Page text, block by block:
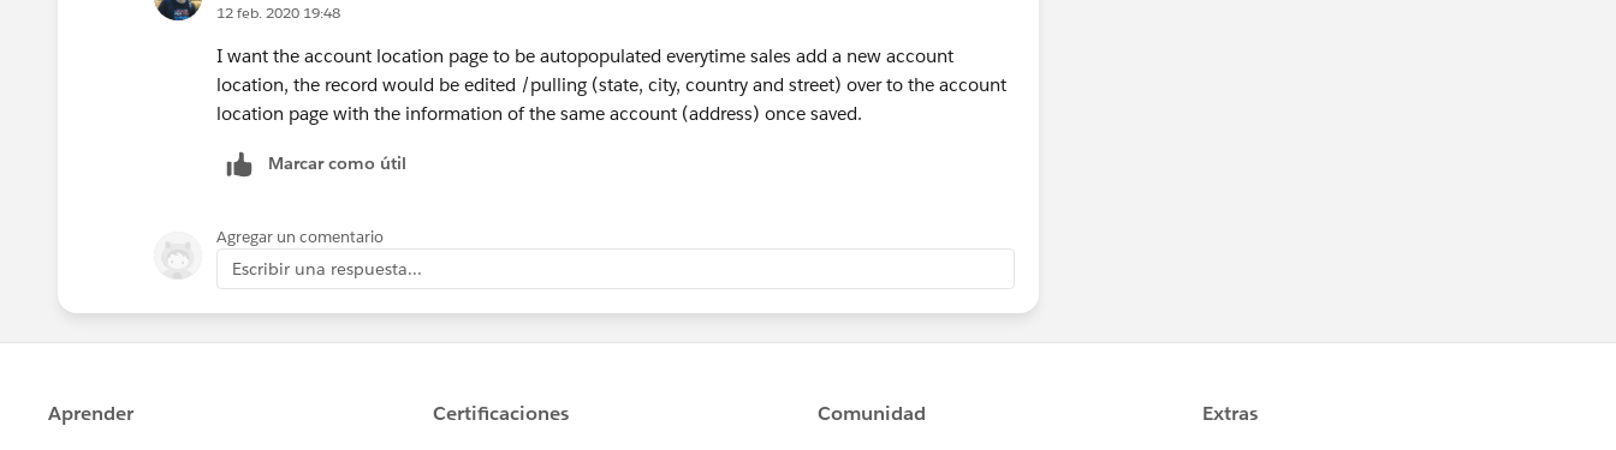
12 feb. 2020 19:48
I want the account location page to be autopopulated everytime sales add a new account
location, the record would be edited /pulling (state, city, country and street) over to the account
location page with the information of the same account (address) once saved.
Marcar como útil
Agregar un comentario
Escribir una respuesta...